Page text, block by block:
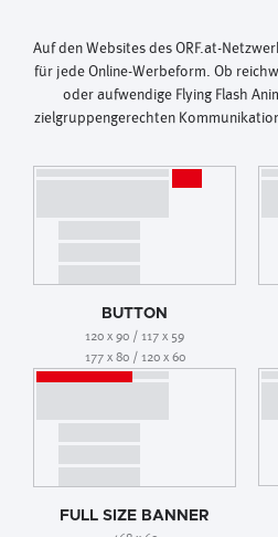
Auf den Websites des ORF.at-
für jede Online-Werbeform. Ob
oder aufwendige Flying Flash
zielgruppengerechten
BUTTON
120 x 90 / 117 x 59
177 x 80 / 120 x 60
FULL SIZE BANNER